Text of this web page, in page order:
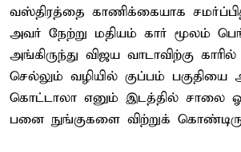
வஸ்திரத்தை காணிக்கையாக
அவர் நேற்று மதியம் கார் மூலம்
அங்கிருந்து விஜய வாடாவிற்கு
செல்லும் வழியில் குப்பம்
கொட்டாலா எனும் இடத்தில் சாலை
பனை நுங்குகளை விற்றுக்